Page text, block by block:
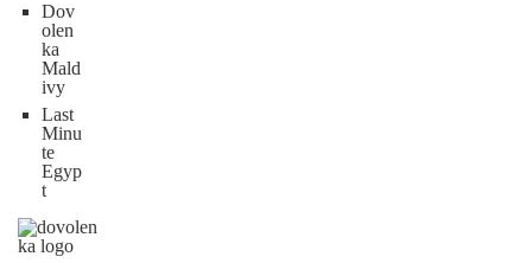
Dov
olen
ka
Mald
ivy
Last
Minu
te
Egyp
t